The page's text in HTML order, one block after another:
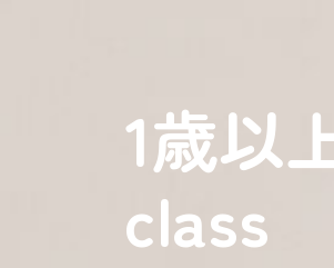
1歳以
class